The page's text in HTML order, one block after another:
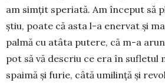
am simțit speriată. Am început să
știu, poate că asta l-a enervat și
palmă cu atâta putere, că m-a
pot să vă descriu ce era în sufletul
spaimă și furie, câtă umilință și